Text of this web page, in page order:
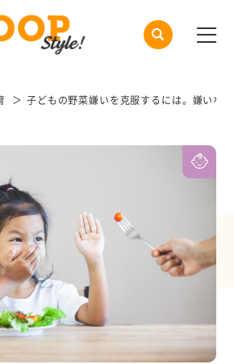
子どもの野菜嫌いを克服するには。嫌いな